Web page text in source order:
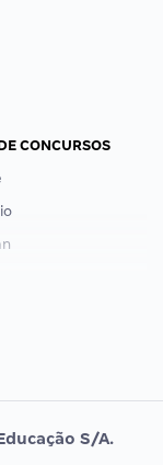
CONCURSOS
S/A.